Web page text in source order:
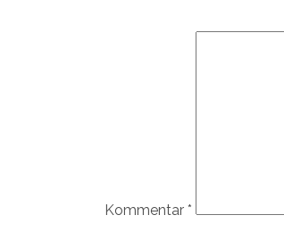
Kommentar *